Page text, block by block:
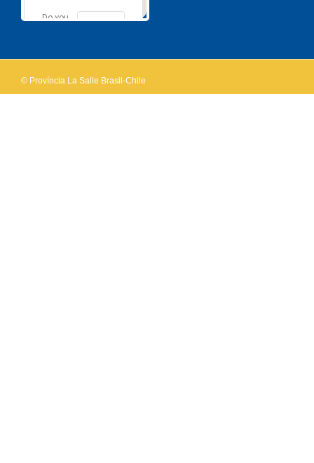
Do you
OK
© Província La Salle Brasil-Chile